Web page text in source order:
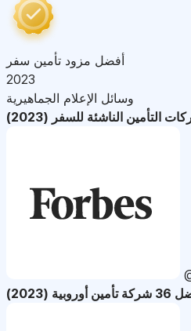
أفضل مزود تأمين سفر
2023
وسائل الإعلام الجماهيرية
الناشئة للسفر (2023)
أوروبية (2023)